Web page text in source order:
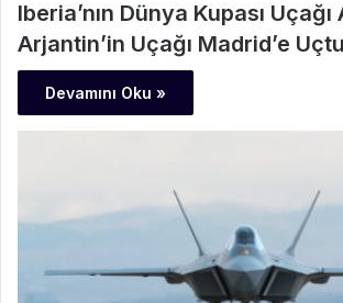
Iberia’nın Dünya Kupası Uçağı
Arjantin’in Uçağı Madrid’e Uçtu
Devamını Oku »